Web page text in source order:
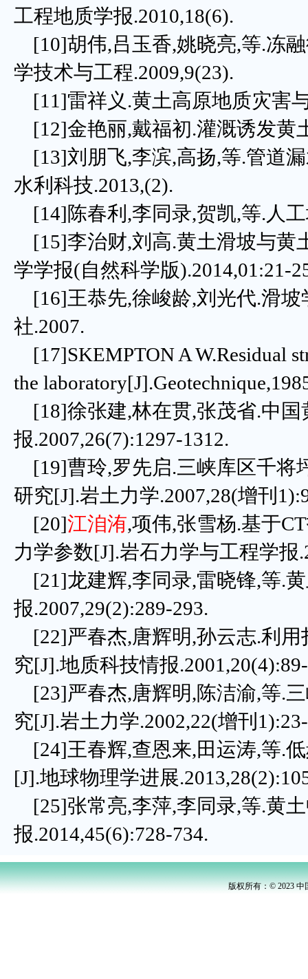
工程地质学报.2010,18(6).
[10]胡伟,吕玉香,姚晓亮,等.冻
学技术与工程.2009,9(23).
[11]雷祥义.黄土高原地质灾害
[12]金艳丽,戴福初.灌溉诱发黄
[13]刘朋飞,李滨,高扬,等.管道
水利科技.2013,(2).
[14]陈春利,李同录,贺凯,等.人
[15]李治财,刘高.黄土滑坡与黄
学学报(自然科学版).2014,01:21-
[16]王恭先,徐峻龄,刘光代.滑
社.2007.
[17]SKEMPTON A W.Residual
the
[18]徐张建,林在贯,张茂省.中国
报.2007,26(7):1297-1312.
[19]曹玲,罗先启.三峡库区千将
研究[J].岩土力学.2007,28(增刊
[20]江洎洧,项伟,张雪杨.基于
力学参数[J].岩石力学与工程学报
[21]龙建辉,李同录,雷晓锋,等.
报.2007,29(2):289-293.
[22]严春杰,唐辉明,孙云志.利用
究[J].地质科技情报
[23]严春杰,唐辉明,陈洁渝,等.
究[J].岩土力学.2002,22(增刊
[24]王春辉,查恩来,田运涛,等.
[J].地球物理学进展
[25]张常亮,李萍,李同录,等.黄
报.2014,45(6):728-734.
版权所有：© 2023